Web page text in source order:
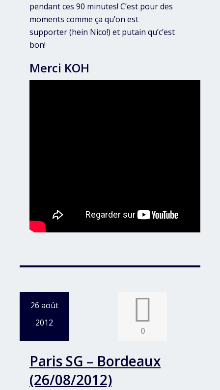
pendant ces 90 minutes! C’est pour des
moments comme ça qu’on est
supporter (hein Nico!) et putain qu’c’est
bon!
Merci KOH
26 août
2012
0
Paris SG – Bordeaux
(26/08/2012)